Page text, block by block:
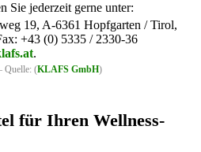
Sie jederzeit gerne unter:
19, A-6361 Hopfgarten / Tirol,
+43 (0) 5335 / 2330-36
.
Quelle: (KLAFS GmbH)
für Ihren Wellness-